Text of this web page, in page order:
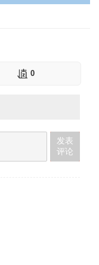
0
发表
评论